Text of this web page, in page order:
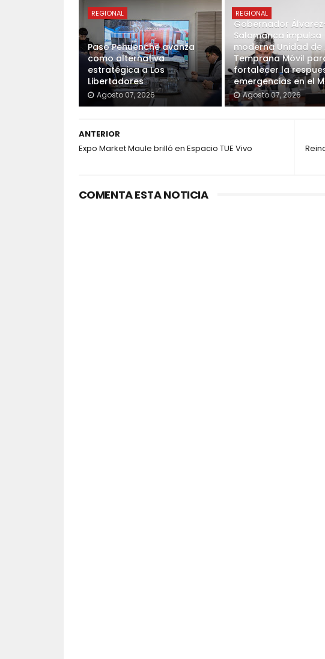
REGIONAL
Paso Pehuenche avanza
como alternativa
estratégica a Los
Libertadores
Agosto 07, 2026
REGIONAL
Gobernador
Salamanca impulsa
moderna Unidad de
Temprana Móvil
fortalecer la
emergencias en el
Agosto 07, 2026
ANTERIOR
Expo Market Maule brilló en Espacio TUE Vivo
COMENTA ESTA NOTICIA